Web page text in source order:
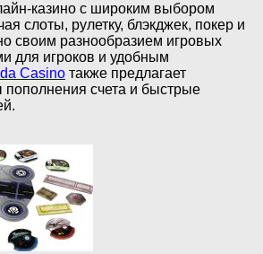
казино с широким выбором
слоты, рулетку, блэкджек, покер и
своим разнообразием игровых
для игроков и удобным
Casino также предлагает
счета и быстрые